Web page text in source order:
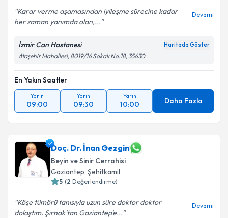
Karar verme aşamasından iyileşme sürecine kadar
her zaman yanımda olan,...
Devamı
İzmir Can Hastanesi Haritada Göster
Ataşehir Mahallesi, 8019/16 Sokak No:18, 35630
En Yakın Saatler
Yarın
09:00
Yarın
09:30
Yarın
10:00 Daha Fazla
Doç. Dr. İnan Gezgin
Beyin ve Sinir Cerrahisi
Gaziantep, Şehitkamil
5 (2 Değerlendirme)
Köşe tümörü tanısıyla uzun süre doktor doktor
dolaştım. Şırnak’tan Gaziantep’e...
Devamı